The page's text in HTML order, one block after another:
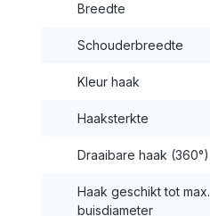
Breedte
Schouderbreedte
Kleur haak
Haaksterkte
Draaibare haak (360°)
Haak geschikt tot max.
buisdiameter